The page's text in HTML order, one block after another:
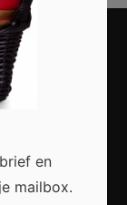
en
mailbox.